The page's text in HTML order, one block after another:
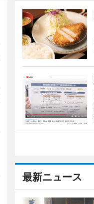
最新ニュース